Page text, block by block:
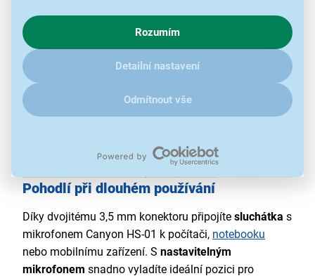
chování na webu pro zobrazení cílených reklam. Pokud vás
zajímají detaily, jak u nás s cookies a dalšími údaji pracujeme,
kliknětesem.
Rozumím
Detailní nastavení
Odmítnout vše
Pohodlí při dlouhém používání
Díky dvojitému 3,5 mm konektoru připojíte sluchátka s
mikrofonem Canyon HS-01 k počítači, notebooku
nebo mobilnímu zařízení. S nastavitelným
mikrofonem snadno vyladíte ideální pozici pro